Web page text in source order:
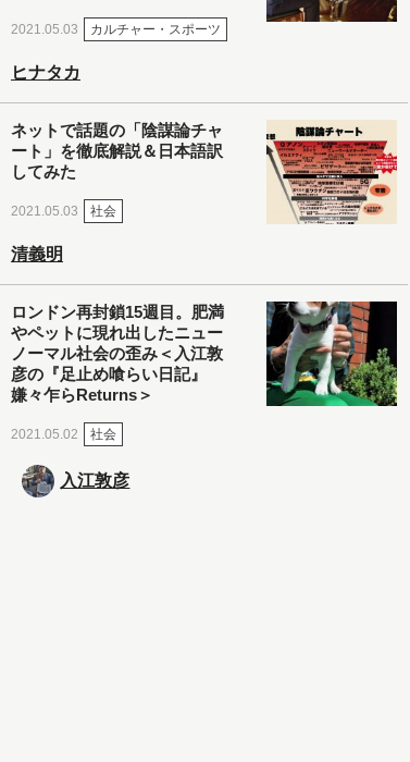
2021.05.03 カルチャー・スポーツ
ヒナタカ
ネットで話題の「陰謀論チャ
ート」を徹底解説＆日本語訳
してみた
2021.05.03 社会
清義明
ロンドン再封鎖15週目。肥満
やペットに現れ出したニュー
ノーマル社会の歪み＜入江敦
彦の『足止め喰らい日記』
嫌々乍らReturns＞
2021.05.02 社会
入江敦彦